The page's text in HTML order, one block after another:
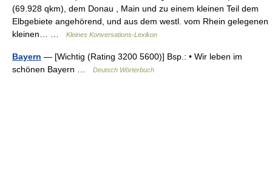
(69.928 qkm), dem Donau , Main und zu einem kleinen Teil dem
Elbgebiete angehörend, und aus dem westl. vom Rhein gelegenen
kleinen… …
Kleines Konversations-Lexikon
Bayern — [Wichtig (Rating 3200 5600)] Bsp.: • Wir leben im
schönen Bayern …
Deutsch Wörterbuch